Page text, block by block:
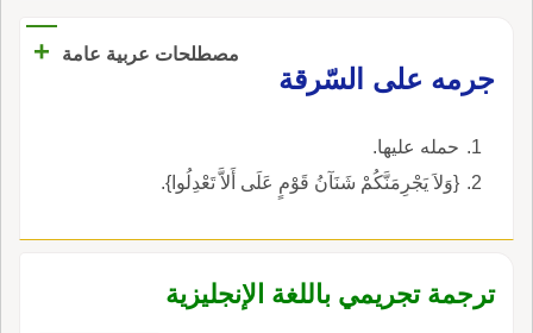
مصطلحات عربية عامة
+
جرمه على السّرقة
حمله عليها.
{وَلاَ يَجْرِمَنَّكُمْ شَنَآنُ قَوْمٍ عَلَى أَلاَّ تَعْدِلُوا}.
ترجمة تجريمي باللغة الإنجليزية